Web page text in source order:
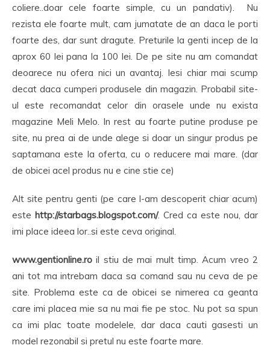
coliere..doar cele foarte simple, cu un pandativ). Nu
rezista ele foarte mult, cam jumatate de an daca le porti
foarte des, dar sunt dragute. Preturile la genti incep de la
aprox 60 lei pana la 100 lei. De pe site nu am comandat
deoarece nu ofera nici un avantaj. Iesi chiar mai scump
decat daca cumperi produsele din magazin. Probabil site-
ul este recomandat celor din orasele unde nu exista
magazine Meli Melo. In rest au foarte putine produse pe
site, nu prea ai de unde alege si doar un singur produs pe
saptamana este la oferta, cu o reducere mai mare. (dar
de obicei acel produs nu e cine stie ce)
Alt site pentru genti (pe care l-am descoperit chiar acum)
este http://starbags.blogspot.com/. Cred ca este nou, dar
imi place ideea lor..si este ceva original.
www.gentionline.ro il stiu de mai mult timp. Acum vreo 2
ani tot ma intrebam daca sa comand sau nu ceva de pe
site. Problema este ca de obicei se nimerea ca geanta
care imi placea mie sa nu mai fie pe stoc. Nu pot sa spun
ca imi plac toate modelele, dar daca cauti gasesti un
model rezonabil si pretul nu este foarte mare.